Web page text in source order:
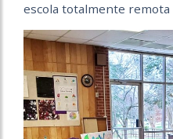
escola totalmente